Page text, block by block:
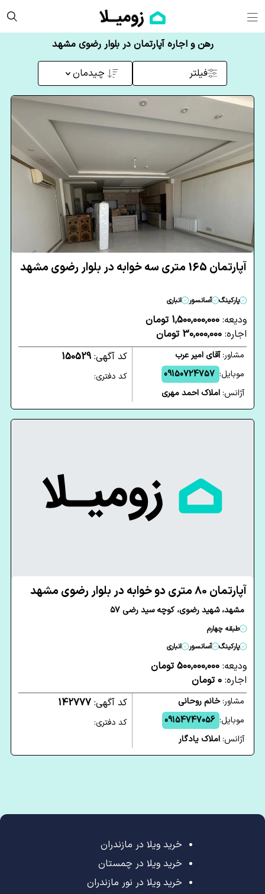
رهن و اجاره آپارتمان در بلوار رضوی مشهد
فیلتر چیدمان
آپارتمان 165 متری سه خوابه در بلوار رضوی مشهد
پارکینگ آسانسور انباری
ودیعه: 1,500,000,000 تومان
اجاره: 30,000,000 تومان
مشاور:آقای امیر عرب
موبایل: 09150724757
آژانس:املاک احمد مهری
کد آگهی:150529
کد دفتری:
آپارتمان 80 متری دو خوابه در بلوار رضوی مشهد
مشهد، شهید رضوی، کوچه سید رضی ۵۷
طبقه چهارم
پارکینگ
آسانسور انباری
ودیعه: 500,000,000 تومان
اجاره: 0 تومان
مشاور:خانم روحانی
موبایل: 09154747056
آژانس:املاک یادگار
کد آگهی: 142777
کد دفتری:
خرید ویلا در مازندران
خرید ویلا در چمستان
خرید ویلا در نور مازندران